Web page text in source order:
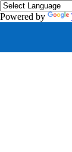
Powered by